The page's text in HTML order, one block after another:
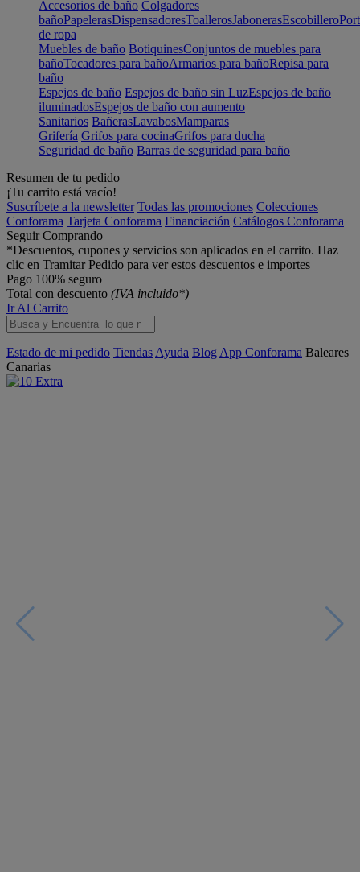
Accesorios de baño Colgadores
bañoPapelerasDispensadoresToallerosJabonerasEscobillero
de ropa
Muebles de baño BotiquinesConjuntos de muebles para
bañoTocadores para bañoArmarios para bañoRepisa para
baño
Espejos de baño Espejos de baño sin LuzEspejos de baño
iluminadosEspejos de baño con aumento
Sanitarios BañerasLavabosMamparas
Grifería Grifos para cocinaGrifos para ducha
Seguridad de baño Barras de seguridad para baño
Resumen de tu pedido
¡Tu carrito está vacío!
Suscríbete a la newsletter Todas las promociones Colecciones
Conforama Tarjeta Conforama Financiación Catálogos Conforama
Seguir Comprando
*Descuentos, cupones y servicios son aplicados en el carrito. Haz
clic en Tramitar Pedido para ver estos descuentos e importes
Pago 100% seguro
Total con descuento (IVA incluido*)
Ir Al Carrito
Estado de mi pedido Tiendas Ayuda Blog App Conforama Baleares
Canarias